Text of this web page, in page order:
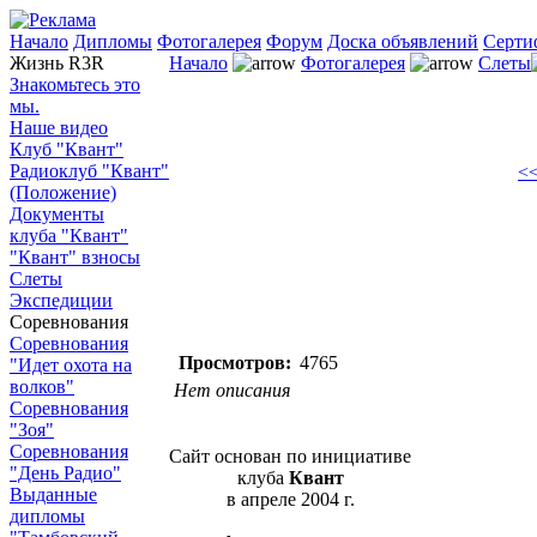
Начало Дипломы Фотогалерея Форум Доска объявлений
Жизнь R3R
Знакомьтесь это
мы.
Наше видео
Клуб "Квант"
Радиоклуб "Квант"
(Положение)
Документы
клуба "Квант"
"Квант" взносы
Слеты
Экспедиции
Соревнования
Соревнования
"Идет охота на
волков"
Соревнования
"Зоя"
Соревнования
"День Радио"
Выданные
дипломы
Начало Фотогалерея Слеты
Просмотров: 4765
Нет описания
Сайт основан по инициативе
клуба Квант
в апреле 2004 г.